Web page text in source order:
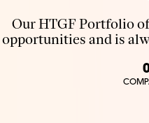
Our HTGF Portfolio
opportunities and is